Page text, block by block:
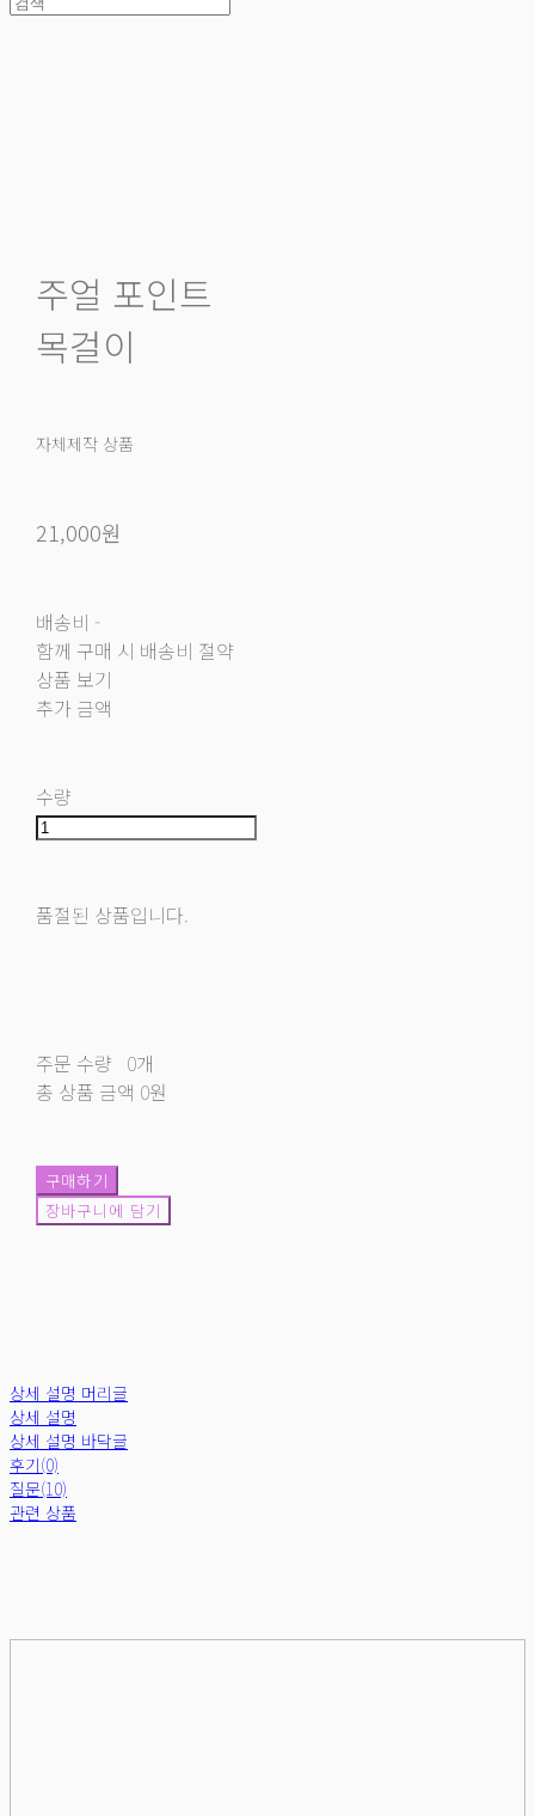
주얼 포인트
목걸이
자체제작 상품
21,000원
배송비 -
함께 구매 시 배송비 절약
상품 보기
추가 금액
수량
품절된 상품입니다.
주문 수량 0개
총 상품 금액 0원
구매하기
장바구니에 담기
상세 설명 머리글
상세 설명
상세 설명 바닥글
후기(0)
질문(10)
관련 상품